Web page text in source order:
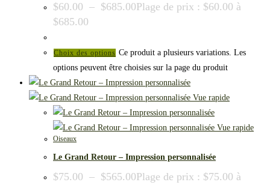
$60.00 – $685.00Plage de prix : $60.00 à
$685.00
Choix des options Ce produit a plusieurs variations. Les
options peuvent être choisies sur la page du produit
Vue rapide
Vue rapide
Oiseaux
Le Grand Retour – Impression personnalisée
$75.00 – $565.00Plage de prix : $75.00 à